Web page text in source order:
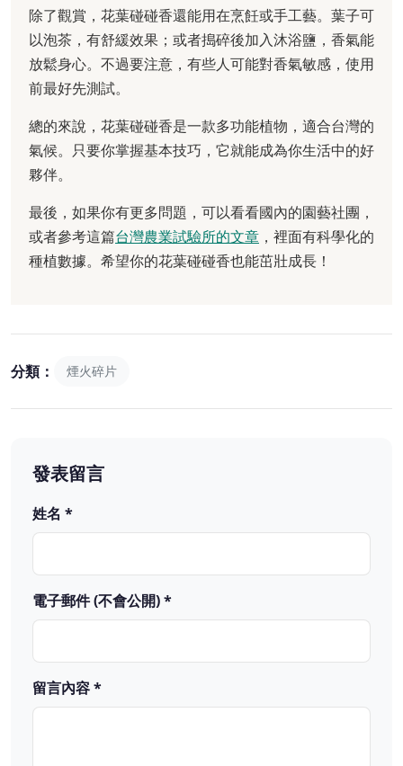
除了觀賞，花葉碰碰香還能用在烹飪或手工藝。葉子可
以泡茶，有舒緩效果；或者搗碎後加入沐浴鹽，香氣能
放鬆身心。不過要注意，有些人可能對香氣敏感，使用
前最好先測試。
總的來說，花葉碰碰香是一款多功能植物，適合台灣的
氣候。只要你掌握基本技巧，它就能成為你生活中的好
夥伴。
最後，如果你有更多問題，可以看看國內的園藝社團，
或者參考這篇台灣農業試驗所的文章 ，裡面有科學化的
種植數據。希望你的花葉碰碰香也能茁壯成長！
分類： 煙火碎片
發表留言
姓名 *
電子郵件 (不會公開) *
留言內容 *